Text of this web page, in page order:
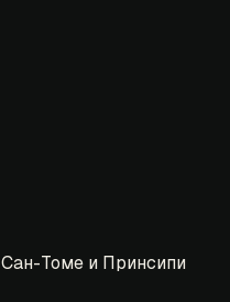
Сан-Томе и Принсипи